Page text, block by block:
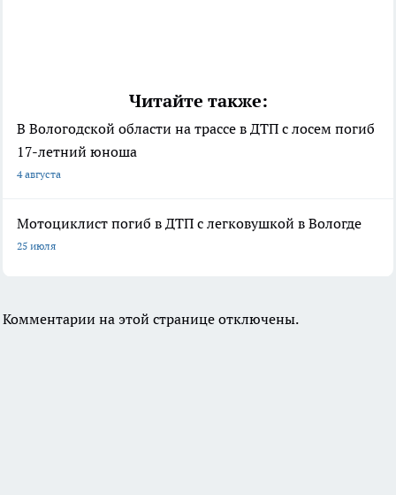
Читайте также:
В Вологодской области на трассе в ДТП с лосем погиб
17-летний юноша
4 августа
Мотоциклист погиб в ДТП с легковушкой в Вологде
25 июля
Комментарии на этой странице отключены.